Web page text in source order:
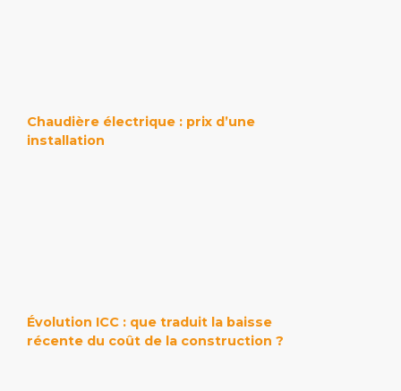
Chaudière électrique : prix d’une
installation
Évolution ICC : que traduit la baisse
récente du coût de la construction ?